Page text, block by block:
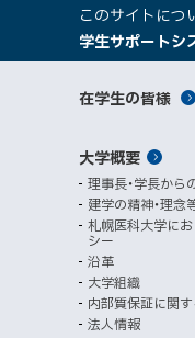
サ
イ
ト
報
このサイトにつ
大
学
係
者
向
け
学生サポートシ
サ
イ
ト
マ
ッ
プ
対
者
別
メ
ニ
ュ
ー
在学生の皆様
メ
イ
ン
メ
ニ
ュ
大学概要
理事長・学長から
建学の精神・理念
札幌医科大学に
シー
沿革
大学組織
内部質保証に関
法人情報